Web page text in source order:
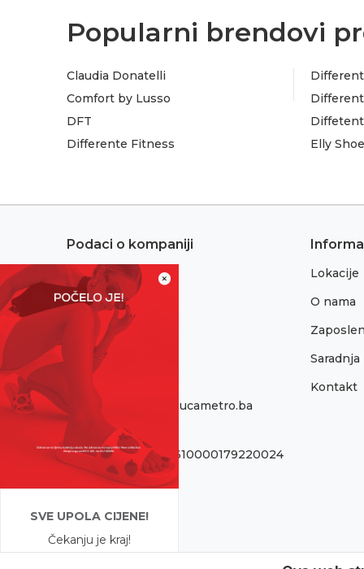
×
SVE UPOLA CIJENE!
Čekanju je kraj!
Popularni brendovi
Claudia Donatelli
Comfort by Lusso
DFT
Differente Fitness
Elly
Podaci o kompaniji
Adresa:
Sremska 1
76300 Bijeljina
Telefon:
065/052-193
Email:
onlinepodrska@obucametro.ba
Račun:
Raiffeisen banka 1610000179220024
PIB:
Matični broj:
11146040
Lokacije
O nama
Saradnja
Kontakt